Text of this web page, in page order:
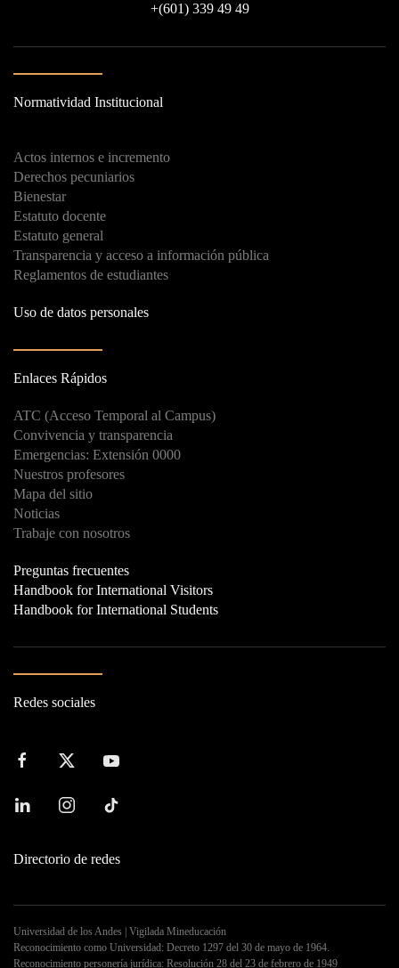
+(601) 339 49 49
Normatividad Institucional
Actos internos e incremento
Derechos pecuniarios
Bienestar
Estatuto docente
Estatuto general
Transparencia y acceso a información pública
Reglamentos de estudiantes
Uso de datos personales
Enlaces Rápidos
ATC (Acceso Temporal al Campus)
Convivencia y transparencia
Emergencias: Extensión 0000
Nuestros profesores
Mapa del sitio
Noticias
Trabaje con nosotros
Preguntas frecuentes
Handbook for International Visitors
Handbook for International Students
Redes sociales
Directorio de redes
Universidad de los Andes | Vigilada Mineducación
Reconocimiento como Universidad: Decreto 1297 del 30 de mayo de 1964.
Reconocimiento personería jurídica: Resolución 28 del 23 de febrero de 1949